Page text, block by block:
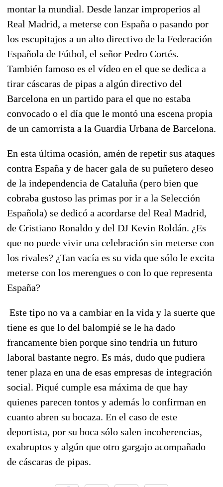
montar la mundial. Desde lanzar improperios al
Real Madrid, a meterse con España o pasando por
los escupitajos a un alto directivo de la Federación
Española de Fútbol, el señor Pedro Cortés.
También famoso es el vídeo en el que se dedica a
tirar cáscaras de pipas a algún directivo del
Barcelona en un partido para el que no estaba
convocado o el día que le montó una escena propia
de un camorrista a la Guardia Urbana de Barcelona.
En esta última ocasión, amén de repetir sus ataques
contra España y de hacer gala de su puñetero deseo
de la independencia de Cataluña (pero bien que
cobraba gustoso las primas por ir a la Selección
Española) se dedicó a acordarse del Real Madrid,
de Cristiano Ronaldo y del DJ Kevin Roldán. ¿Es
que no puede vivir una celebración sin meterse con
los rivales? ¿Tan vacía es su vida que sólo le excita
meterse con los merengues o con lo que representa
España?
Este tipo no va a cambiar en la vida y la suerte que
tiene es que lo del balompié se le ha dado
francamente bien porque sino tendría un futuro
laboral bastante negro. Es más, dudo que pudiera
tener plaza en una de esas empresas de integración
social. Piqué cumple esa máxima de que hay
quienes parecen tontos y además lo confirman en
cuanto abren su bocaza. En el caso de este
deportista, por su boca sólo salen incoherencias,
exabruptos y algún que otro gargajo acompañado
de cáscaras de pipas.